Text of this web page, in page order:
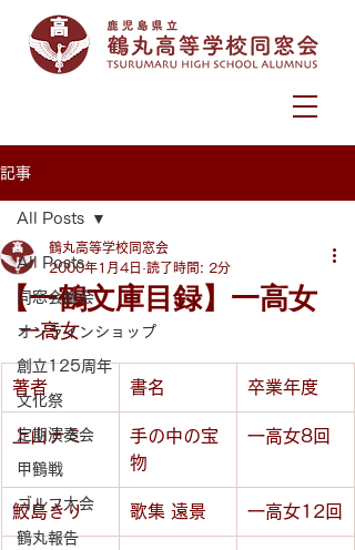
記事
All Posts
同窓会総会
オンラインショップ
創立125周年
文化祭
定期演奏会
甲鶴戦
ゴルフ大会
鶴丸報告
All Posts
【一鶴文庫目録】一高女
鶴丸高等学校同窓会
2000年1月4日 読了時間: 2分
一高女
著者 書名 卒業年度
上山ナミ
手の中の宝
物
一高女8回
鮫島きり 歌集 遠景 一高女12回